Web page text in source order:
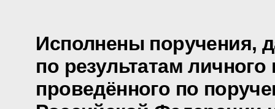
Исполнены поручения,
по результатам
проведённого по